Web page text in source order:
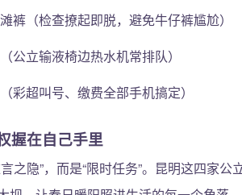
裤（检查撩起即脱，避免牛仔裤尴尬）
公立输液椅边热水机常排队）
彩超叫号、缴费全部手机搞定）
握在自己手里
之隐”，而是“限时任务”。昆明这四家